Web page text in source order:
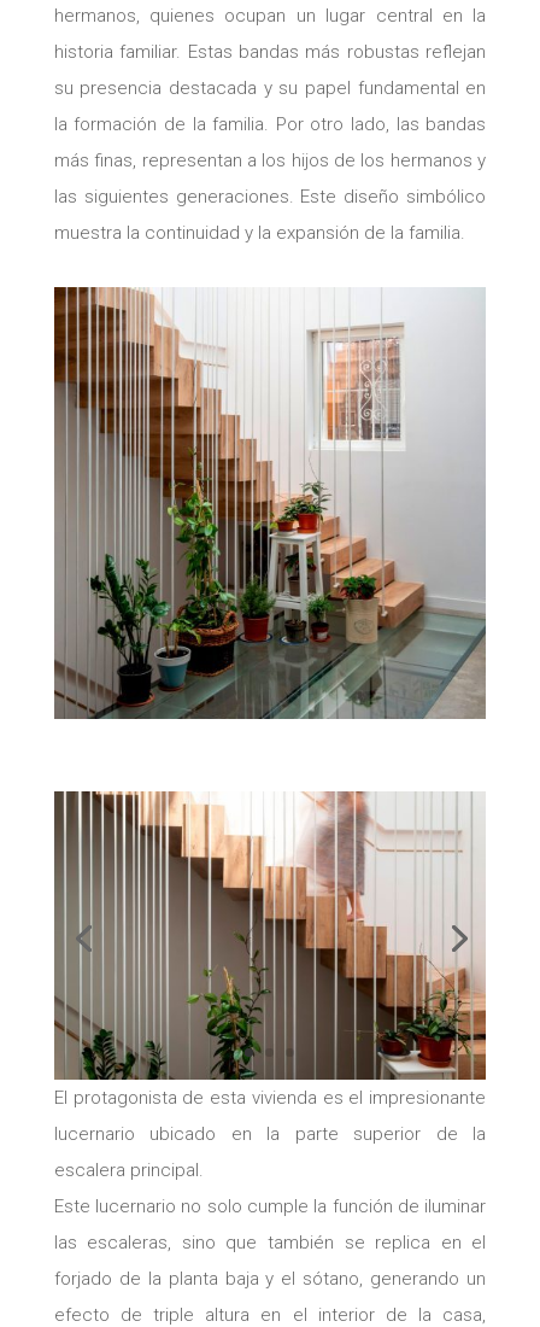
hermanos, quienes ocupan un lugar central en la
historia familiar. Estas bandas más robustas reflejan
su presencia destacada y su papel fundamental en
la formación de la familia. Por otro lado, las bandas
más finas, representan a los hijos de los hermanos y
las siguientes generaciones. Este diseño simbólico
muestra la continuidad y la expansión de la familia.
El protagonista de esta vivienda es el impresionante
lucernario ubicado en la parte superior de la
escalera principal.
Este lucernario no solo cumple la función de iluminar
las escaleras, sino que también se replica en el
forjado de la planta baja y el sótano, generando un
efecto de triple altura en el interior de la casa,